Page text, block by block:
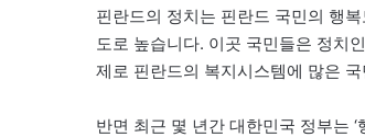
핀란드의 정치는 핀란드 국민의 행
도로 높습니다. 이곳 국민들은 정치
제로 핀란드의 복지시스템에 많은
반면 최근 몇 년간 대한민국 정부는